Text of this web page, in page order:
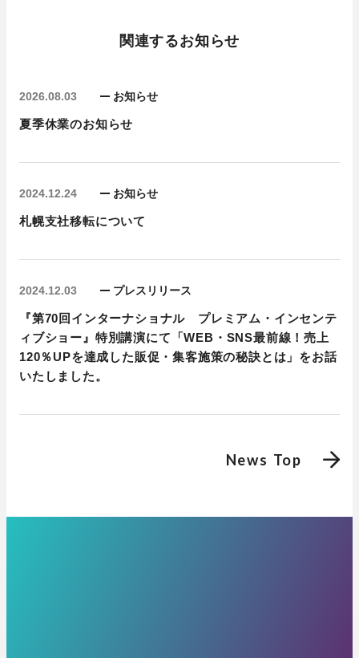
関連するお知らせ
2026.08.03 お知らせ
夏季休業のお知らせ
2024.12.24 お知らせ
札幌支社移転について
2024.12.03 プレスリリース
『第70回インターナショナル プレミアム・インセンテ
ィブショー』特別講演にて「WEB・SNS最前線！売上
120％UPを達成した販促・集客施策の秘訣とは」をお話
いたしました。
News Top